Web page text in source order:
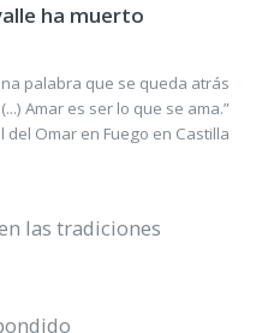
ha muerto
palabra que se queda atrás
Amar es ser lo que se ama.”
del Omar en Fuego en Castilla
las tradiciones